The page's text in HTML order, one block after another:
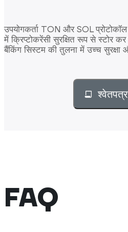
उपयोगकर्ता TON और SOL
में क्रिप्टोकरेंसी सुरक्षित रूप से स्टोर
बैंकिंग सिस्टम की तुलना में उच्च सुरक्षा
श्वेतपत्र
FAQ